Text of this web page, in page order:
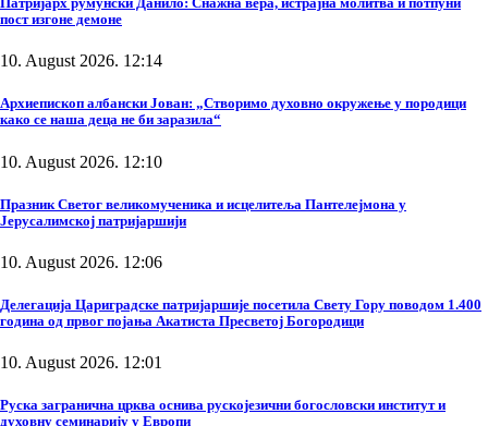
пост изгоне демоне
10. August 2026. 12:14
Архиепископ албански Јован: „Створимо духовно окружење у породици
како се наша деца не би заразила“
10. August 2026. 12:10
Празник Светог великомученика и исцелитеља Пантелејмона у
Јерусалимској патријаршији
10. August 2026. 12:06
Делегација Цариградске патријаршије посетила Свету Гору поводом 1.400
година од првог појања Акатиста Пресветој Богородици
10. August 2026. 12:01
Руска загранична црква оснива рускојезични богословски институт и
духовну семинарију у Европи